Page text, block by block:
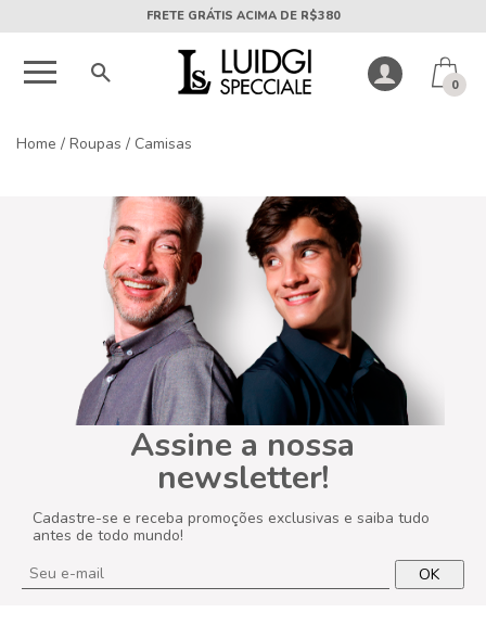
FRETE GRÁTIS ACIMA DE R$380
0
Home / Roupas / Camisas
Assine a nossa
newsletter!
Cadastre-se e receba promoções exclusivas e saiba tudo
antes de todo mundo!
OK